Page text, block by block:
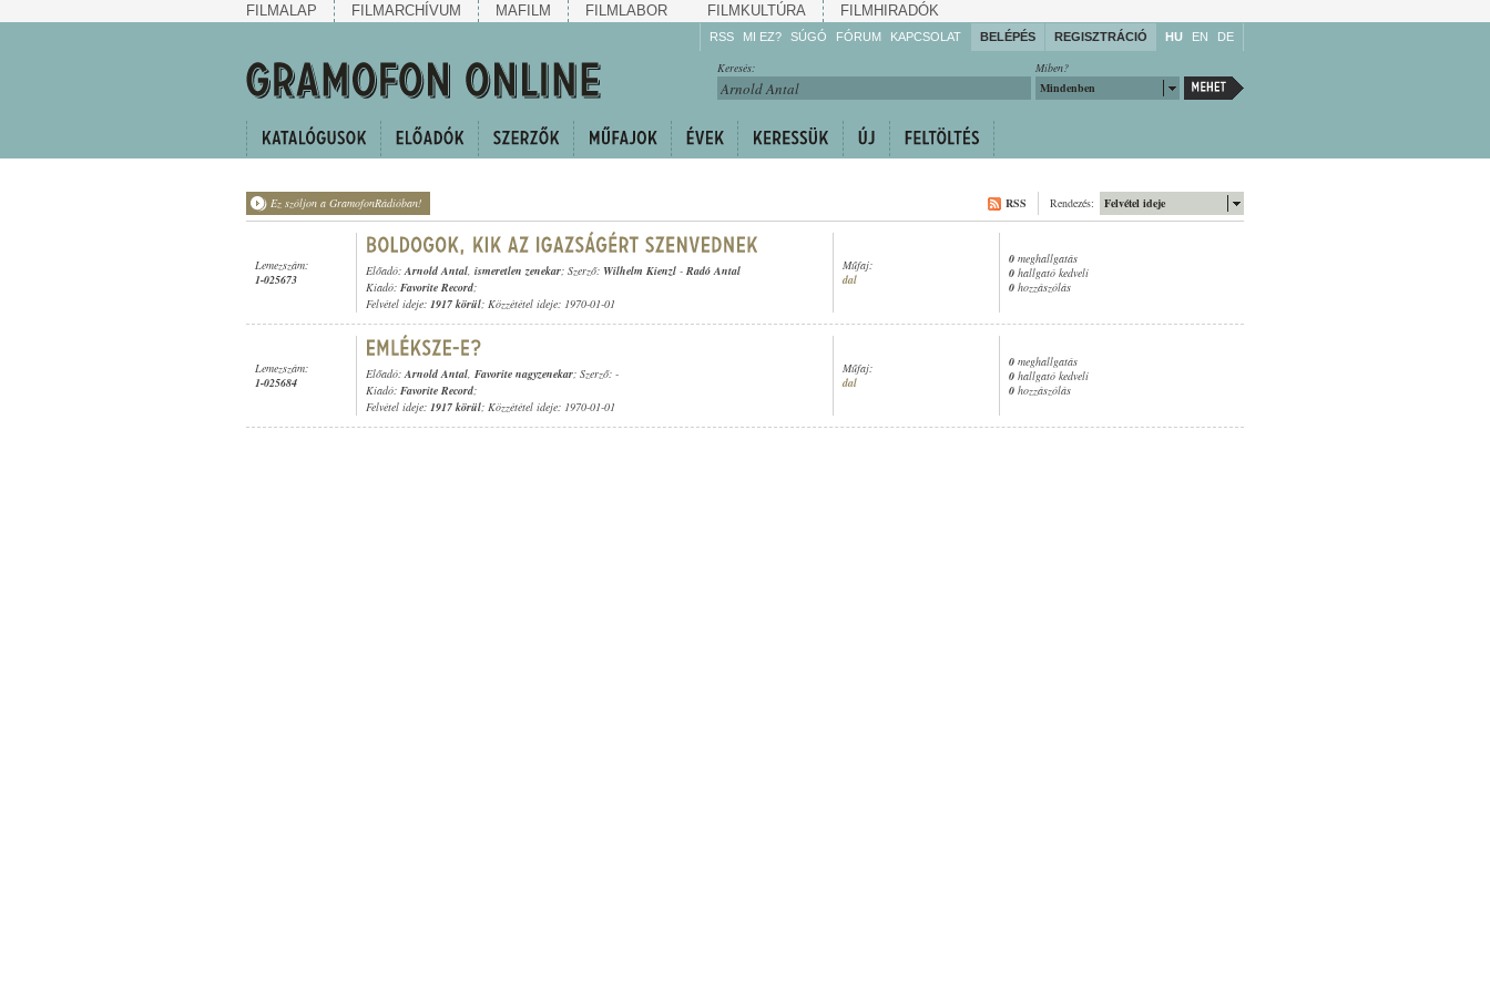
FILMALAP FILMARCHÍVUM MAFILM FILMLABOR FILMKULTÚRA FILMHIRADÓK
RSS MI EZ? SÚGÓ
Gyarapítsa!
Kövesse!
FÓRUM KAPCSOLAT BELÉPÉS REGISZTRÁCIÓ HU EN DE
Miben?
Mindenben
Keresés:
Ez szóljon a GramofonRádióban! Felvétel ideje
Rendezés:
RSS
Lemezszám:
1-025673
Előadó:Arnold Antal, ismeretlen zenekar; Szerző: Wilhelm Kienzl - Radó Antal
Kiadó: Favorite Record;
Felvétel ideje: 1917 körül; Közzététel ideje: 1970-01-01
Műfaj:
dal
0 meghallgatás
0 hallgató kedveli
0 hozzászólás
Lemezszám:
1-025684
Előadó:Arnold Antal, Favorite nagyzenekar; Szerző: -
Kiadó: Favorite Record;
Felvétel ideje: 1917 körül; Közzététel ideje: 1970-01-01
Műfaj:
dal
0 meghallgatás
0 hallgató kedveli
0 hozzászólás